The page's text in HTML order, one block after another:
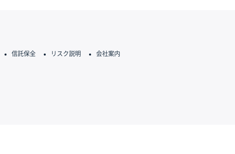
信託保全 リスク説明 会社案内